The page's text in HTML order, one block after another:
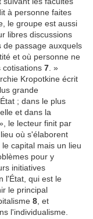
à personne faites
le groupe est aussi
libres discussions
de passage auxquels
et où personne ne
cotisations 7 . »
Kropotkine écrit
grande
; dans le plus
et dans la
le lecteur finit par
où s'élaborent
capital mais un lieu
pour y
initiatives
l'État, qui est le
le principal
8 , et
l'individualisme.